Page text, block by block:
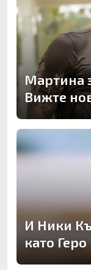
Мартина
Вижте
И Ники
като Геро